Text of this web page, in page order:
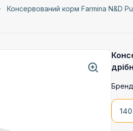
Консервований корм Farmina N&D
140